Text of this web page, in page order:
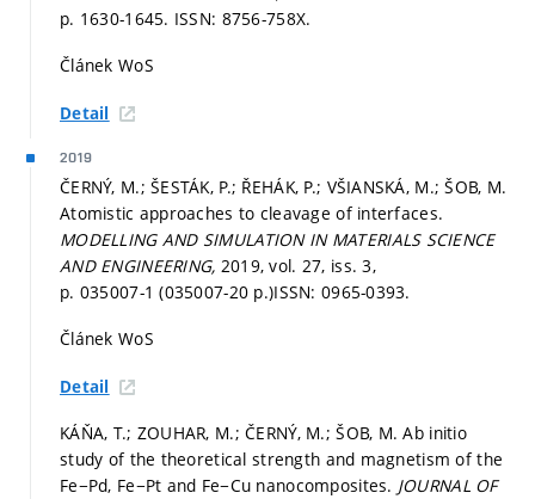
p. 1630-1645. ISSN: 8756-758X.
Článek WoS
Detail
2019
ČERNÝ, M.; ŠESTÁK, P.; ŘEHÁK, P.; VŠIANSKÁ, M.; ŠOB, M.
Atomistic approaches to cleavage of interfaces.
MODELLING AND SIMULATION IN MATERIALS SCIENCE
AND ENGINEERING, 2019, vol. 27, iss. 3,
p. 035007-1 (035007-20 p.)ISSN: 0965-0393.
Článek WoS
Detail
KÁŇA, T.; ZOUHAR, M.; ČERNÝ, M.; ŠOB, M. Ab initio
study of the theoretical strength and magnetism of the
Fe−Pd, Fe−Pt and Fe−Cu nanocomposites. JOURNAL OF